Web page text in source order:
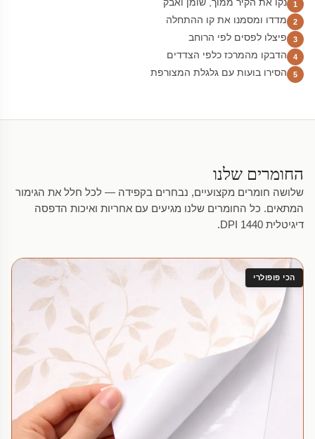
1 נקו את הקיר ממוך, שומן ואבק
2 מדדו ומסמנו את קו ההתחלה
3 פיצלו לפסים לפי הרוחב
4 הדבקו מהמרכז כלפי הצדדים
5 הסירו בועות עם גלגלת המצורפת
החומרים שלנו
שלושה חומרים מקצועיים, נבחרים בקפידה — לכל חלל את הגימור
המתאים. כל החומרים שלנו מגיעים עם אחריות ואיכות הדפסה
דיגיטלית 1440 DPI.
הכי פופולרי